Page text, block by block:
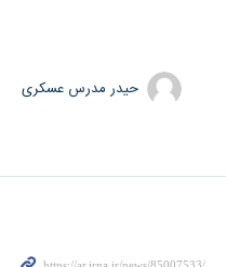
حیدر مدرس عسکری